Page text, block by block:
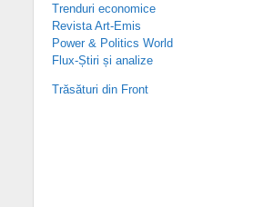
Trenduri economice
Revista Art-Emis
Power & Politics World
Flux-Știri și analize
Trăsături din Front